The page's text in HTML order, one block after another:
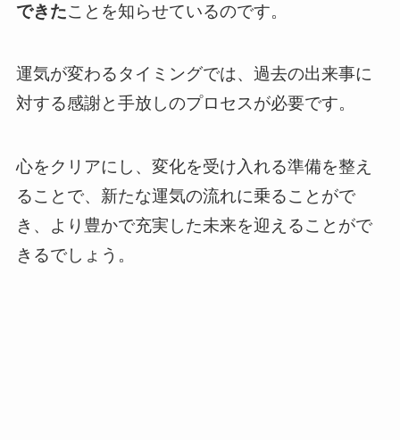
できたことを知らせているのです。
運気が変わるタイミングでは、過去の出来事に
対する感謝と手放しのプロセスが必要です。
心をクリアにし、変化を受け入れる準備を整え
ることで、新たな運気の流れに乗ることがで
き、より豊かで充実した未来を迎えることがで
きるでしょう。